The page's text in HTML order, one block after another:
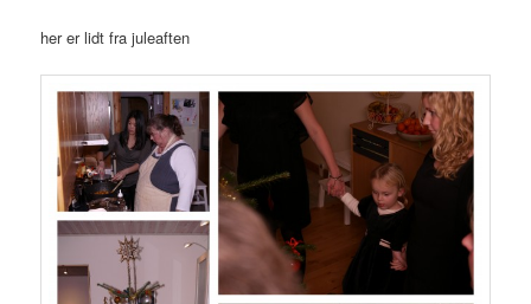
her er lidt fra juleaften